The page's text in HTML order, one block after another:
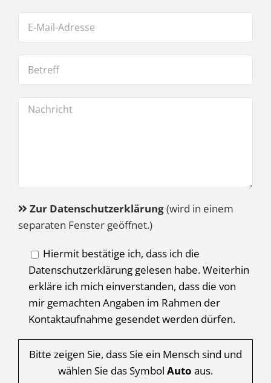
Zur Datenschutzerklärung(wird in einem
separaten Fenster geöffnet.)
Hiermit bestätige ich, dass ich die
Datenschutzerklärung gelesen habe. Weiterhin
erkläre ich mich einverstanden, dass die von
mir gemachten Angaben im Rahmen der
Kontaktaufnahme gesendet werden dürfen.
Bitte zeigen Sie, dass Sie ein Mensch sind und
wählen Sie das Symbol Auto aus.